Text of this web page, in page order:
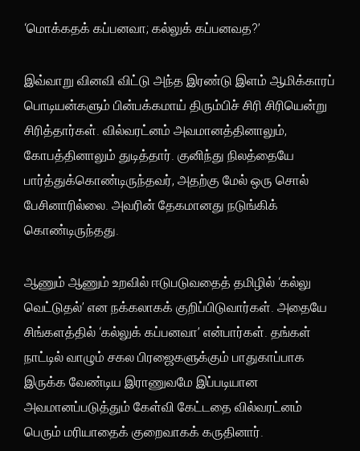
‘மொக்கதக் கப்பனவா; கல்லுக் கப்பனவத?’
இவ்வாறு வினவி விட்டு அந்த இரண்டு இளம் ஆமிக்காரப்
பொடியன்களும் பின்பக்கமாய் திரும்பிச் சிரி சிரியென்று
சிரித்தார்கள். வில்வரட்னம் அவமானத்தினாலும்,
கோபத்தினாலும் துடித்தார். குனிந்து நிலத்தையே
பார்த்துக்கொண்டிருந்தவர், அதற்கு மேல் ஒரு சொல்
பேசினாரில்லை. அவரின் தேகமானது நடுங்கிக்
கொண்டிருந்தது.
ஆணும் ஆணும் உறவில் ஈடுபடுவதைத் தமிழில் ‘கல்லு
வெட்டுதல்’ என நக்கலாகக் குறிப்பிடுவார்கள். அதையே
சிங்களத்தில் ‘கல்லுக் கப்பனவா’ என்பார்கள். தங்கள்
நாட்டில் வாழும் சகல பிரஜைகளுக்கும் பாதுகாப்பாக
இருக்க வேண்டிய இராணுவமே இப்படியான
அவமானப்படுத்தும் கேள்வி கேட்டதை வில்வரட்னம்
பெரும் மரியாதைக் குறைவாகக் கருதினார்.